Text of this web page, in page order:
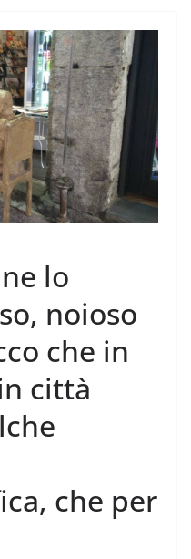
lo
noioso
che in
città
che per